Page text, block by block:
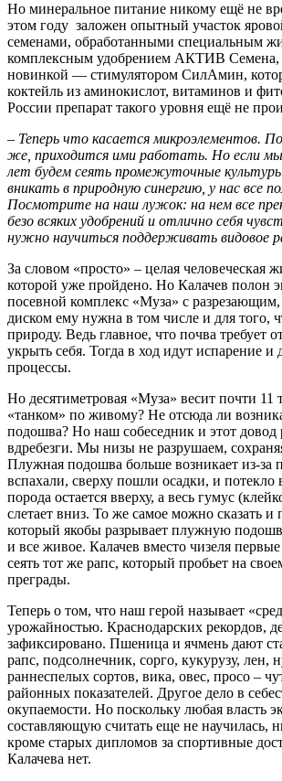
Но минеральное питание никому ещё не
этом году заложен опытный участок
семенами, обработанными специальным
комплексным удобрением АКТИВ Семена,
новинкой — стимулятором СилАмин,
коктейль из аминокислот, витаминов и
России препарат такого уровня ещё не
– Теперь что касается микроэлементов.
же, приходится ими работать. Но если
лет будем сеять промежуточные
вникать в природную синергию, у нас все
Посмотрите на наш лужок: на нем все
безо всяких удобрений и отлично себя
нужно научиться поддерживать видовое
За словом «просто» – целая человеческая
которой уже пройдено. Но Калачев полон
посевной комплекс «Муза» с
диском ему нужна в том числе и для того,
природу. Ведь главное, что почва требует
укрыть себя. Тогда в ход идут испарение и
процессы.
Но десятиметровая «Муза» весит почти
«танком» по живому? Не отсюда ли
подошва? Но наш собеседник и этот довод
вдребезги. Мы низы не разрушаем,
Плужная подошва больше возникает из-за
вспахали, сверху пошли осадки, и потекло
порода остается вверху, а весь гумус
слетает вниз. То же самое можно сказать и
который якобы разрывает плужную
и все живое. Калачев вместо чизеля
сеять тот же рапс, который пробьет на
преграды.
Теперь о том, что наш герой называет
урожайностью. Краснодарских рекордов,
зафиксировано. Пшеница и ячмень дают
рапс, подсолнечник, сорго, кукурузу, лен,
раннеспелых сортов, вика, овес, просо –
районных показателей. Другое дело в
окупаемости. Но поскольку любая власть
составляющую считать еще не научилась,
кроме старых дипломов за спортивные
Калачева нет.